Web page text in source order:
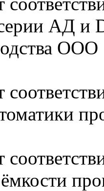
АД и
ООО